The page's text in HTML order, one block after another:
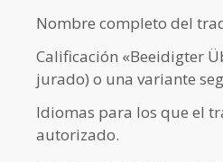
Nombre completo del
Calificación «Beeidigter
jurado) o una variante
Idiomas para los que el
autorizado.